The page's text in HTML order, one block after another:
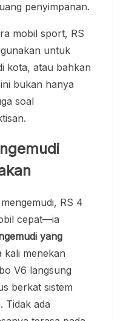
penyimpanan.
mobil sport, RS
untuk
kota, atau bahkan
bukan hanya
soal
RS 4
cepat—ia
yang
kali menekan
V6 langsung
berkat sistem
Tidak ada